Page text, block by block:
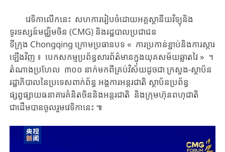
វេទិកាលើកនេះ​​ សហការ​រៀបចំ​ដោយ​​អគ្គស្ថានីយ​វិទ្យុ​និង
ទូរទស្សន៍​មជ្ឈិម​ចិន​ (CMG)​ និង​រដ្ឋបាលប្រជាជន​
ទីក្រុង Chongqing ​ក្រោមប្រធានបទ «​ ​ការប្រកាន់​ខ្ជាប់​និង​ការស្តារ
ឡើងវិញ ៖ បេកសកម្ម​ប្រព័ន្ធសារព័ត៌មាន​ក្នុង​យុគសម័យ​ឆ្លាតវៃ » ។ ​​
តំណាង​ប្រហែល ៣០០ នាក់​​​មកពី​គ្រប់​វិស័យ​ដូចជា​ ក្រសួង-ស្ថាប័ន​
រដ្ឋាភិបាលនៃប្រទេសពាក់ព័ន្ធ ​អង្គការអន្តរជាតិ ​​ស្ថាប័ន​ប្រព័ន្ធ
ផ្សព្វផ្សាយ​ធនាគារ​គំនិត​​ចិន​និង​អន្តរជាតិ​​ ​និង​ក្រុមហ៊ុន​ពហុជាតិ​
ជាដើម​​បានចូលរួម​វេទិកានេះ ​៕​